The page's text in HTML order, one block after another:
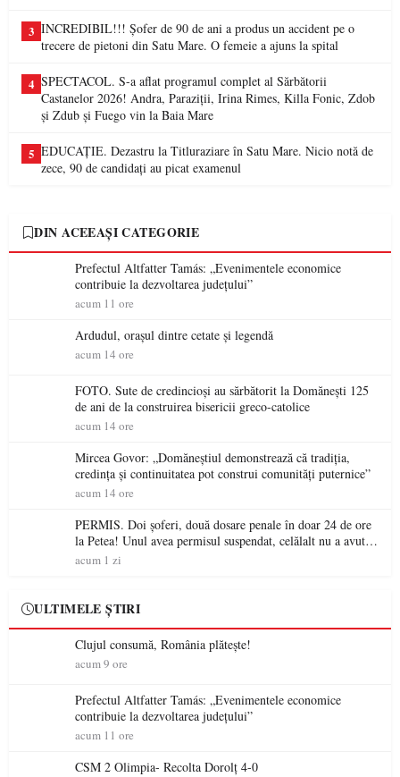
3 INCREDIBIL!!! Șofer de 90 de ani a produs un accident pe o
trecere de pietoni din Satu Mare. O femeie a ajuns la spital
4 SPECTACOL. S-a aflat programul complet al Sărbătorii
Castanelor 2026! Andra, Paraziții, Irina Rimes, Killa Fonic, Zdob
și Zdub și Fuego vin la Baia Mare
5 EDUCAȚIE. Dezastru la Titluraziare în Satu Mare. Nicio notă de
zece, 90 de candidați au picat examenul
DIN ACEEAȘI CATEGORIE
Prefectul Altfatter Tamás: „Evenimentele economice
contribuie la dezvoltarea județului”
acum 11 ore
Ardudul, orașul dintre cetate și legendă
acum 14 ore
FOTO. Sute de credincioși au sărbătorit la Domănești 125
de ani de la construirea bisericii greco-catolice
acum 14 ore
Mircea Govor: „Domăneștiul demonstrează că tradiția,
credința și continuitatea pot construi comunități puternice”
acum 14 ore
PERMIS. Doi șoferi, două dosare penale în doar 24 de ore
la Petea! Unul avea permisul suspendat, celălalt nu a avut
niciodată permis
acum 1 zi
ULTIMELE ȘTIRI
Clujul consumă, România plătește!
acum 9 ore
Prefectul Altfatter Tamás: „Evenimentele economice
contribuie la dezvoltarea județului”
acum 11 ore
CSM 2 Olimpia- Recolta Dorolț 4-0